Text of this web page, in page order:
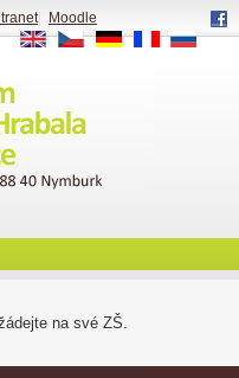
na své ZŠ.
|
Moodle
EN
CS DE FR RU